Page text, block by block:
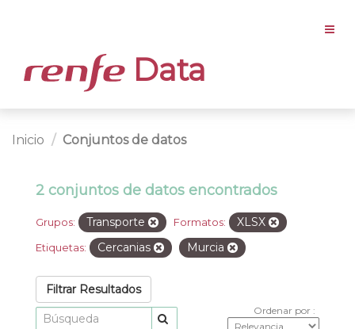
Data
Inicio Conjuntos de datos
2 conjuntos de datos encontrados
Grupos: Transporte Formatos: XLSX
Etiquetas: Cercanias Murcia
Filtrar Resultados
Ordenar por